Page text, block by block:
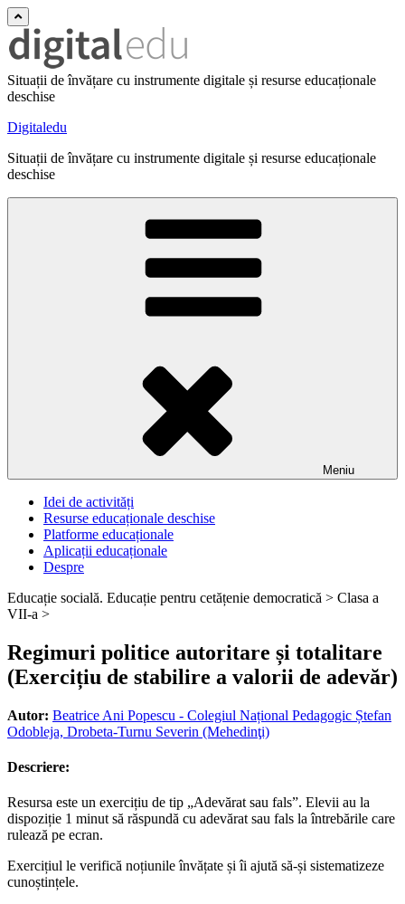
Situații de învățare cu instrumente digitale și resurse educaționale
deschise
Digitaledu
Situații de învățare cu instrumente digitale și resurse educaționale
deschise
Meniu
Idei de activități
Resurse educaționale deschise
Platforme educaționale
Aplicații educaționale
Despre
Educație socială. Educație pentru cetățenie democratică > Clasa a
VII-a >
Regimuri politice autoritare și totalitare
(Exercițiu de stabilire a valorii de adevăr)
Autor: Beatrice Ani Popescu - Colegiul Național Pedagogic Ștefan
Odobleja, Drobeta-Turnu Severin (Mehedinţi)
Descriere:
Resursa este un exercițiu de tip „Adevărat sau fals”. Elevii au la
dispoziție 1 minut să răspundă cu adevărat sau fals la întrebările care
rulează pe ecran.
Exercițiul le verifică noțiunile învățate și îi ajută să-și sistematizeze
cunoștințele.